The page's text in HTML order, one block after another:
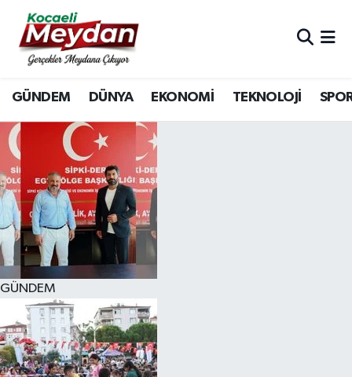
GÜNDEM DÜNYA EKONOMİ TEKNOLOJİ
GÜNDEM
Nöbetçi Eczaneler
Hava Durumu
Trafik Durumu
Süper Lig Puan Durumu ve Fikstür
Tüm Manşetler
Son Dakika Haberleri
Haber Arşivi